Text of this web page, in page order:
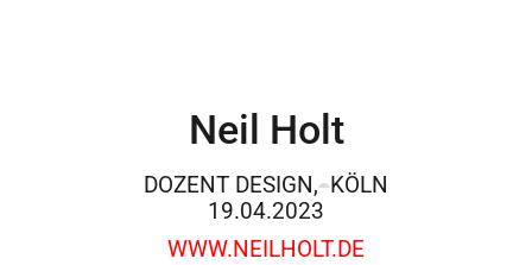
Neil Holt
DOZENT DESIGN,
KÖLN
19.04.2023
WWW.NEILHOLT.DE